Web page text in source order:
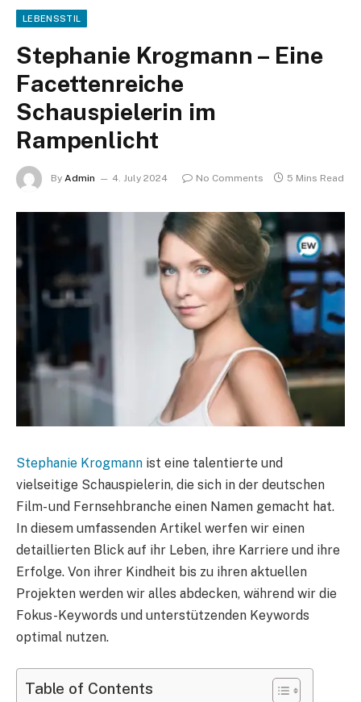
LEBENSSTIL
Stephanie Krogmann – Eine
Facettenreiche
Schauspielerin im
Rampenlicht
By Admin 4. July 2024 No Comments 5 Mins Read
Stephanie Krogmann ist eine talentierte und
vielseitige Schauspielerin, die sich in der deutschen
Film- und Fernsehbranche einen Namen gemacht hat.
In diesem umfassenden Artikel werfen wir einen
detaillierten Blick auf ihr Leben, ihre Karriere und ihre
Erfolge. Von ihrer Kindheit bis zu ihren aktuellen
Projekten werden wir alles abdecken, während wir die
Fokus-Keywords und unterstützenden Keywords
optimal nutzen.
Table of Contents